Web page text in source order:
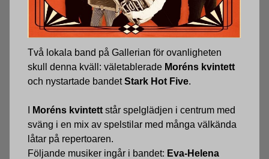
Två lokala band på Gallerian för ovanligheten
skull denna kväll: väletablerade Moréns kvintett
och nystartade bandetStark Hot Five.
Moréns kvintett står spelglädjen i centrum med
sväng i en mix av spelstilar med många välkända
låtar på repertoaren.
Följande musiker ingår i bandet: Eva-Helena